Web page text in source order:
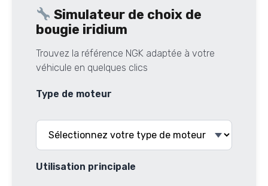
Simulateur de choix de
bougie iridium
Trouvez la référence NGK adaptée à votre
véhicule en quelques clics
Type de moteur
Utilisation principale